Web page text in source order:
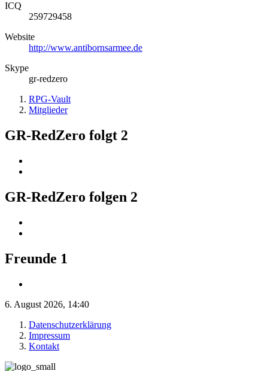
ICQ
259729458
Website
http://www.antibornsarmee.de
Skype
gr-redzero
RPG-Vault
Mitglieder
GR-RedZero folgt 2
GR-RedZero folgen 2
Freunde 1
6. August 2026, 14:40
Datenschutzerklärung
Impressum
Kontakt